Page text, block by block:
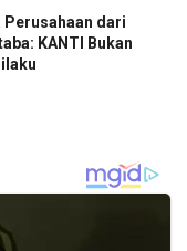
Perusahaan dari
KANTI Bukan